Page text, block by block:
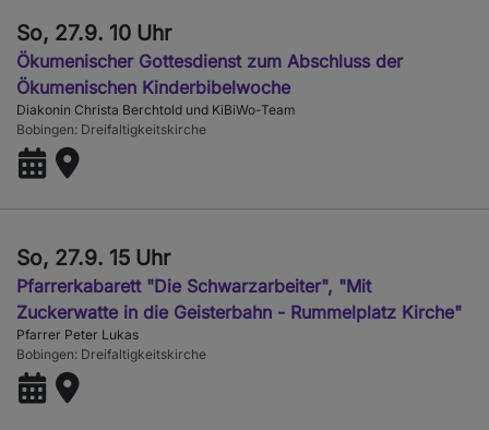
So, 27.9. 10 Uhr
Ökumenischer Gottesdienst zum Abschluss der
Ökumenischen Kinderbibelwoche
Diakonin Christa Berchtold und KiBiWo-Team
Bobingen Dreifaltigkeitskirche
So, 27.9. 15 Uhr
Pfarrerkabarett "Die Schwarzarbeiter", "Mit
Zuckerwatte in die Geisterbahn - Rummelplatz Kirche"
Pfarrer Peter Lukas
Bobingen Dreifaltigkeitskirche